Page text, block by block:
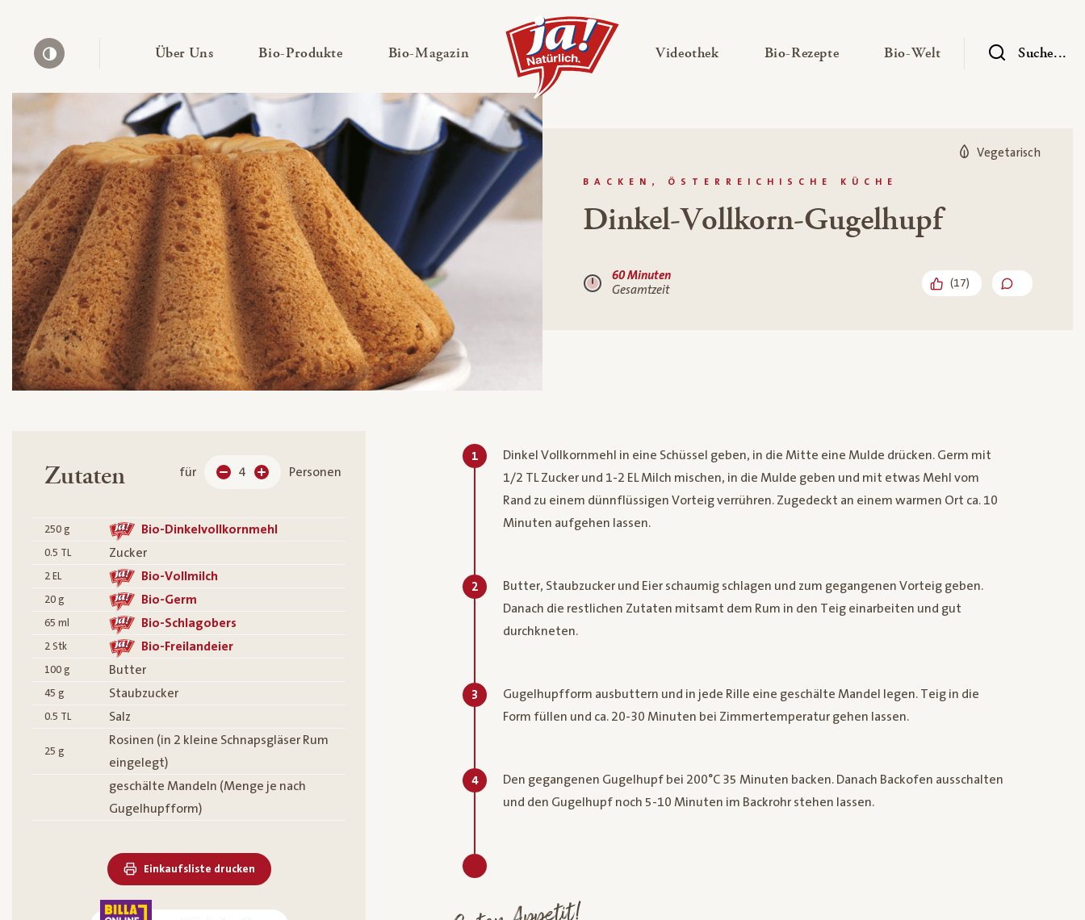
Über Uns— Untermenü ausklappen
Bio-Produkte— Untermenü ausklappen
Bio-Magazin — Untermenü ausklappen Videothek— Untermenü ausklappen
Bio-Rezepte— Untermenü ausklappen
Bio-Welt — UntermenüSuche...
BACKEN, ÖSTERREICHISCHE KÜCHE
Vegetarisch
Dinkel-Vollkorn-Gugelhupf
60 Minuten
Gesamtzeit
(17)
Zutaten für 4 Personen
250 g Bio-Dinkelvollkornmehl
0.5 TL Zucker
2 EL Bio-Vollmilch
20 g Bio-Germ
65 ml Bio-Schlagobers
2 Stk Bio-Freilandeier
100 g Butter
45 g Staubzucker
0.5 TL Salz
25 g
Rosinen (in 2 kleine Schnapsgläser Rum
eingelegt)
geschälte Mandeln (Menge je nach
Gugelhupfform)
Einkaufsliste drucken
1
Dinkel Vollkornmehl in eine Schüssel geben, in die Mitte eine Mulde drücken. Germ mit
1/2 TL Zucker und 1-2 EL Milch mischen, in die Mulde geben und mit etwas Mehl vom
Rand zu einem dünnflüssigen Vorteig verrühren. Zugedeckt an einem warmen Ort ca. 10
Minuten aufgehen lassen.
2
Butter, Staubzucker und Eier schaumig schlagen und zum gegangenen Vorteig geben.
Danach die restlichen Zutaten mitsamt dem Rum in den Teig einarbeiten und gut
durchkneten.
3
Gugelhupfform ausbuttern und in jede Rille eine geschälte Mandel legen. Teig in die
Form füllen und ca. 20-30 Minuten bei Zimmertemperatur gehen lassen.
4
Den gegangenen Gugelhupf bei 200°C 35 Minuten backen. Danach Backofen ausschalten
und den Gugelhupf noch 5-10 Minuten im Backrohr stehen lassen.